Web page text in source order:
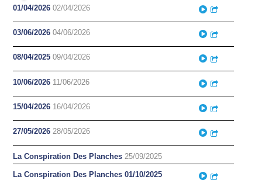
01/04/2026 02/04/2026 Play
03/06/2026 04/06/2026 Play
08/04/2025 09/04/2026 Play
10/06/2026 11/06/2026 Play
15/04/2026 16/04/2026 Play
27/05/2026 28/05/2026 Play
La Conspiration Des Planches 25/09/2025
La Conspiration Des Planches 01/10/2025
Play